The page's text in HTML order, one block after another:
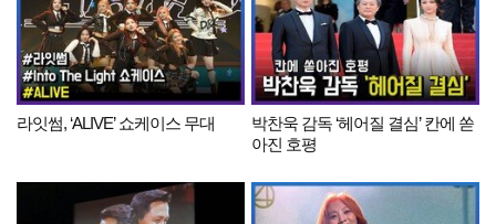
라잇썸, ‘ALIVE’ 쇼케이스 무대
박찬욱 감독 ‘헤어질 결심’ 칸에 쏟
아진 호평